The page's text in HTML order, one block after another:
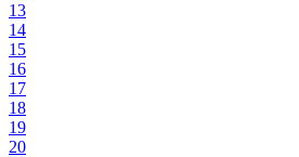
13
14
15
16
17
18
19
20